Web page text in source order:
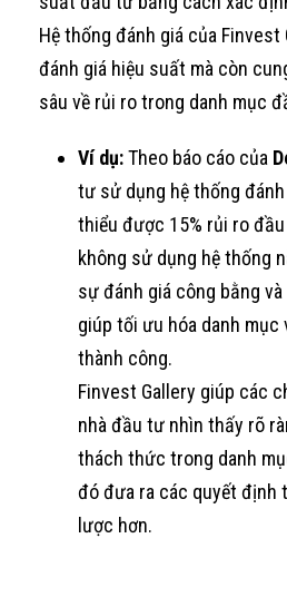
Hệ thống đánh giá của
đánh giá hiệu suất mà còn
sâu về rủi ro trong danh mục
Ví dụ:Theo báo cáo của
tư sử dụng hệ thống
thiểu được 15% rủi ro
không sử dụng hệ thống
sự đánh giá công bằng
giúp tối ưu hóa danh mục
thành công.
Finvest Gallery giúp các
nhà đầu tư nhìn thấy rõ
thách thức trong danh
đó đưa ra các quyết định
lược hơn.